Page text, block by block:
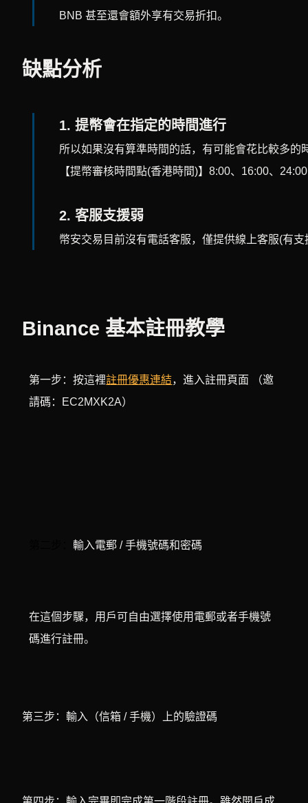
BNB 甚至還會額外享有交易折扣。
缺點分析
1.提幣會在指定的時間進行
所以如果沒有算準時間的話，有可能會花比較多的
【提幣審核時間點(香港時間)】8:00、16:00、24:00
2.客服支援弱
幣安交易目前沒有電話客服，僅提供線上客服(有支
Binance 基本註冊教學
第一步：按這裡註冊優惠連結，進入註冊頁面 （邀
請碼：EC2MXK2A）
第二步：輸入電郵 / 手機號碼和密碼
在這個步驟，用戶可自由選擇使用電郵或者手機號
碼進行註冊。
第三步：輸入（信箱 / 手機）上的驗證碼